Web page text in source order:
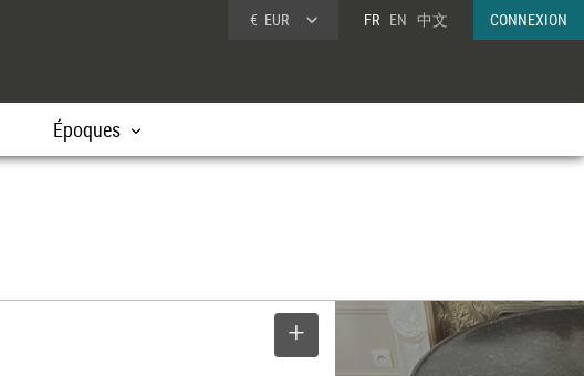
€ EUR FR EN 中文 CONNEXION
Époques